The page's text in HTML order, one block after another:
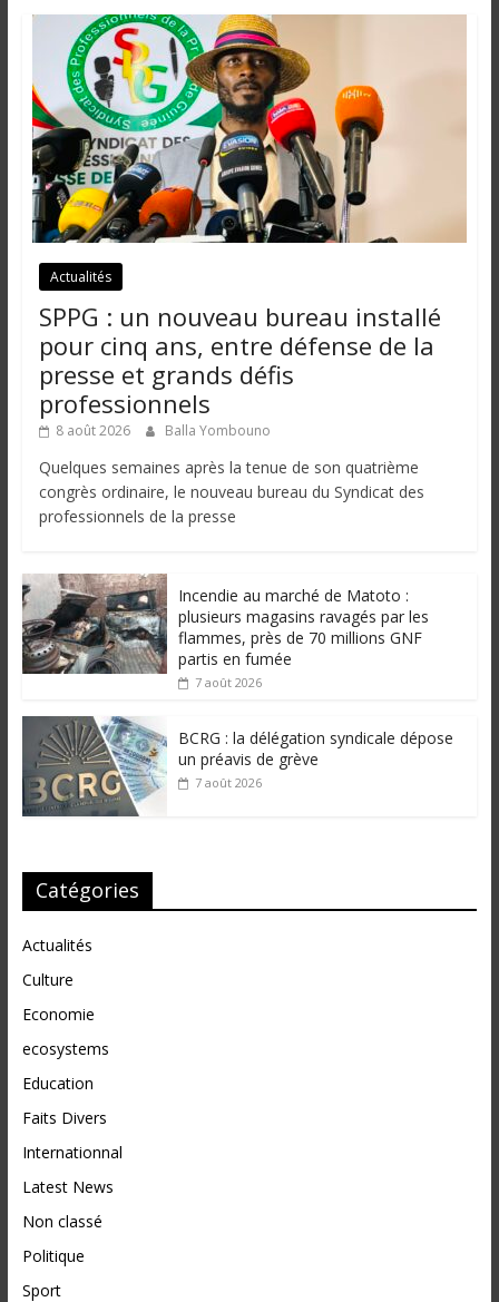
Actualités
SPPG : un nouveau bureau installé
pour cinq ans, entre défense de la
presse et grands défis
professionnels
8 août 2026 Balla Yombouno
Quelques semaines après la tenue de son quatrième
congrès ordinaire, le nouveau bureau du Syndicat des
professionnels de la presse
Incendie au marché de Matoto :
plusieurs magasins ravagés par les
flammes, près de 70 millions GNF
partis en fumée
7 août 2026
BCRG : la délégation syndicale dépose
un préavis de grève
7 août 2026
Catégories
Actualités
Culture
Economie
ecosystems
Education
Faits Divers
Internationnal
Latest News
Non classé
Politique
Sport